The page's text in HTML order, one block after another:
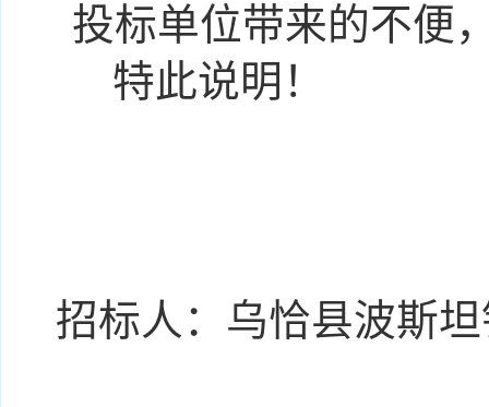
投标单位带来的不便
特此说明！
招标人：乌恰县波斯